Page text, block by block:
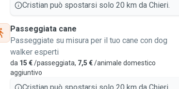
Cristian può spostarsi solo 20 km da Chieri.
Passeggiata cane
Passeggiate su misura per il tuo cane con dog
walker esperti
da 15 €/passeggiata, 7,5 €/animale domestico
aggiuntivo